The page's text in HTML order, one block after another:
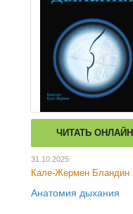
ЧИТАТЬ ОНЛАЙН
31.10.2025
Кале-Жермен Бландин
Анатомия дыхания